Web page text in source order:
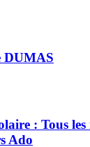
DUMAS
: Tous
Ado